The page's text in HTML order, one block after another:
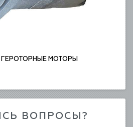
ГЕРОТОРНЫЕ МОТОРЫ
ВОПРОСЫ?